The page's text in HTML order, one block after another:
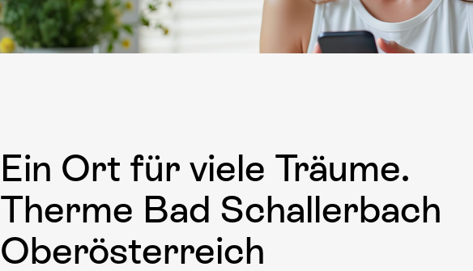
Ein Ort für viele Träume.
Therme Bad Schallerbach
Oberösterreich